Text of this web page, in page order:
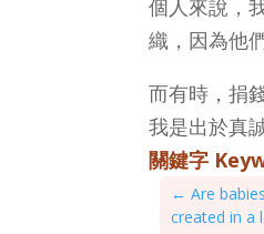
個人來說，
織，因為他
而有時，捐
我是出於真
關鍵字
←Are
created in a